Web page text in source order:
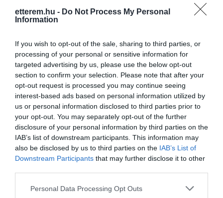
etterem.hu - Do Not Process My Personal
Information
If you wish to opt-out of the sale, sharing to third parties, or
processing of your personal or sensitive information for
targeted advertising by us, please use the below opt-out
section to confirm your selection. Please note that after your
opt-out request is processed you may continue seeing
interest-based ads based on personal information utilized by
us or personal information disclosed to third parties prior to
your opt-out. You may separately opt-out of the further
disclosure of your personal information by third parties on the
IAB’s list of downstream participants. This information may
also be disclosed by us to third parties on the IAB’s List of
Downstream Participants that may further disclose it to other
Please note that this website/app uses one or more Google
Personal Data Processing Opt Outs
kapott.
Klimatizált, füstmentes környezetben
Kapcsolat
+36 62 426 414
mignon-pub@t-online.hu
www.mignonpub.hu
www.fb.com/mignonpub
Probléma jelentése Te vagy a tulajdonos?